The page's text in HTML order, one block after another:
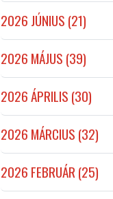
2026 JÚNIUS (21)
2026 MÁJUS (39)
2026 ÁPRILIS (30)
2026 MÁRCIUS (32)
2026 FEBRUÁR (25)